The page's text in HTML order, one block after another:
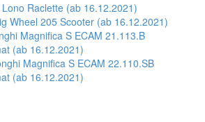
Raclette (ab 16.12.2021)
Wheel 205 Scooter (ab 16.12.2021)
Magnifica S ECAM 21.113.B
(ab 16.12.2021)
Magnifica S ECAM 22.110.SB
(ab 16.12.2021)